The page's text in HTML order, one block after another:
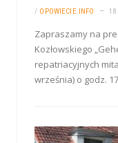
/ OPOWIECIE.INFO 18
Zapraszamy na
Kozłowskiego
repatriacyjnych
września) o godz.